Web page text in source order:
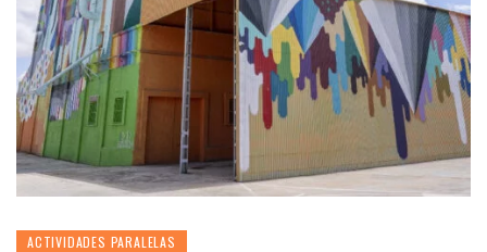
ACTIVIDADES PARALELAS